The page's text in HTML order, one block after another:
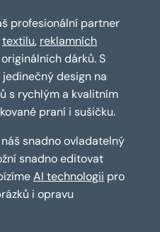
profesionální partner
textilu, reklamních
dárků. S
design na
s rychlým a kvalitním
praní i sušičku.
snadno ovladatelný
snadno editovat
AI technologii pro
i opravu